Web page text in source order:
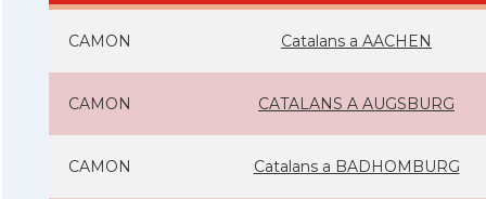
CAMON Catalans a AACHEN
CAMON CATALANS A AUGSBURG
CAMON Catalans a BADHOMBURG